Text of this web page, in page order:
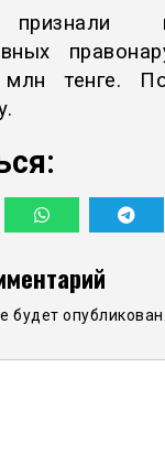
тенге.
будет опубликован.